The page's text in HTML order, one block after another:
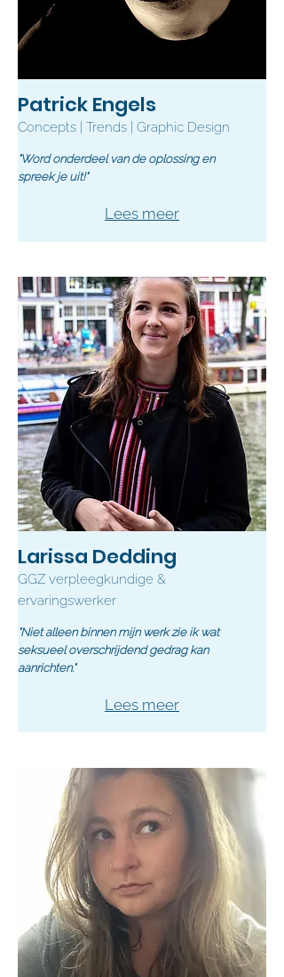
Patrick Engels
Concepts | Trends | Graphic Design
"Word onderdeel van de oplossing en
spreek je uit!"
Lees meer
Larissa Dedding
GGZ verpleegkundige &
ervaringswerker
"Niet alleen binnen mijn werk zie ik wat
seksueel overschrijdend gedrag kan
aanrichten."
Lees meer